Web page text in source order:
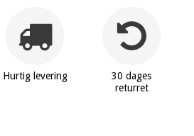
Hurtig levering
30 dages
returret